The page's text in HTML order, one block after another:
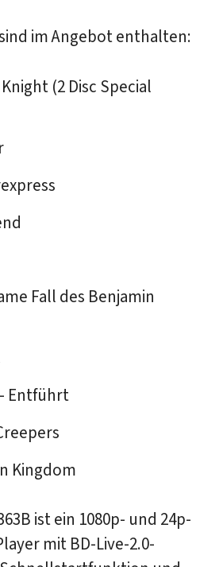
im Angebot enthalten:
(2 Disc Special
Fall des Benjamin
Entführt
Kingdom
ist ein 1080p- und 24p-
mit BD-Live-2.0-